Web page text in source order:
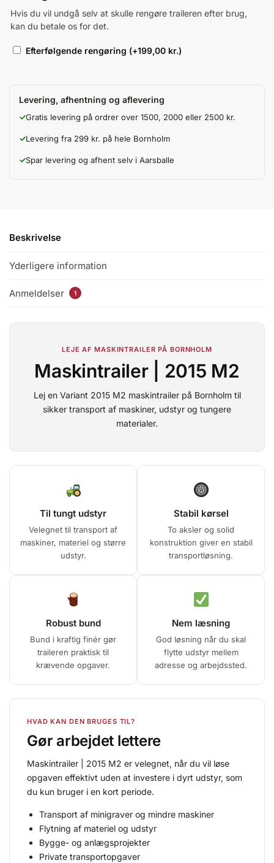
Hvis du vil undgå selv at skulle rengøre traileren efter brug,
kan du betale os for det.
Efterfølgende rengøring (+199,00 kr.)
Levering, afhentning og aflevering
✓Gratis levering på ordrer over 1500, 2000 eller 2500 kr.
✓Levering fra 299 kr. på hele Bornholm
✓Spar levering og afhent selv i Aarsballe
Beskrivelse
Yderligere information
Anmeldelser 1
LEJE AF MASKINTRAILER PÅ BORNHOLM
Maskintrailer | 2015 M2
Lej en Variant 2015 M2 maskintrailer på Bornholm til
sikker transport af maskiner, udstyr og tungere
materialer.
Til tungt udstyr
Velegnet til transport af
maskiner, materiel og større
udstyr.
Stabil kørsel
To aksler og solid
konstruktion giver en stabil
transportløsning.
Robust bund
Bund i kraftig finér gør
traileren praktisk til
krævende opgaver.
Nem læsning
God løsning når du skal
flytte udstyr mellem
adresse og arbejdssted.
HVAD KAN DEN BRUGES TIL?
Gør arbejdet lettere
Maskintrailer | 2015 M2 er velegnet, når du vil løse
opgaven effektivt uden at investere i dyrt udstyr, som
du kun bruger i en kort periode.
Transport af minigraver og mindre maskiner
Flytning af materiel og udstyr
Bygge- og anlægsprojekter
Private transportopgaver